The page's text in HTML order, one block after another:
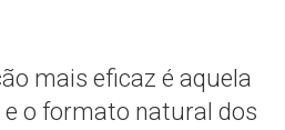
mais eficaz é aquela
o formato natural dos